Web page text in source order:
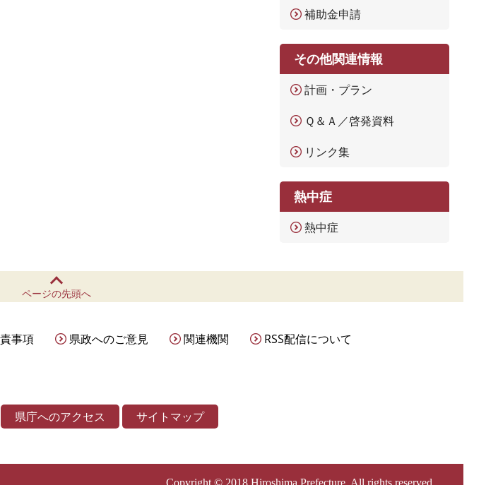
補助金申請
その他関連情報
計画・プラン
Ｑ＆Ａ／啓発資料
リンク集
熱中症
熱中症
ページの先頭へ
事項 県政へのご意見 関連機関 RSS配信について
県庁へのアクセス サイトマップ